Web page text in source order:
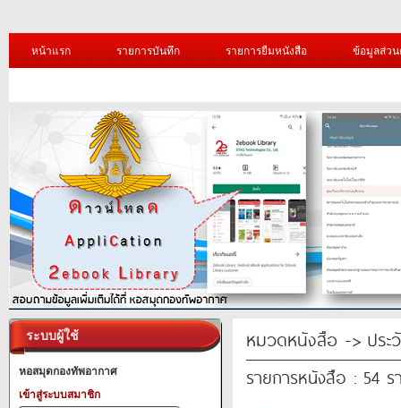
หน้าแรก รายการบันทึก รายการยืมหนังสือ ข้อมูลส่ว
ระบบผู้ใช้
หอสมุดกองทัพอากาศ
เข้าสู่ระบบสมาชิก
หมวดหนังสือ -> ประ
รายการหนังสือ : 54 ร